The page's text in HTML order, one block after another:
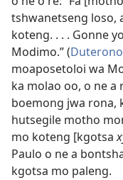
tshwanetseng loso,
koteng. . . . Gonne
Modimo.” (
moaposetoloi wa
ka molao oo, o ne a
boemong jwa rona,
hutsegile motho
mo koteng [kgotsa
Paulo o ne a
kgotsa mo paleng.